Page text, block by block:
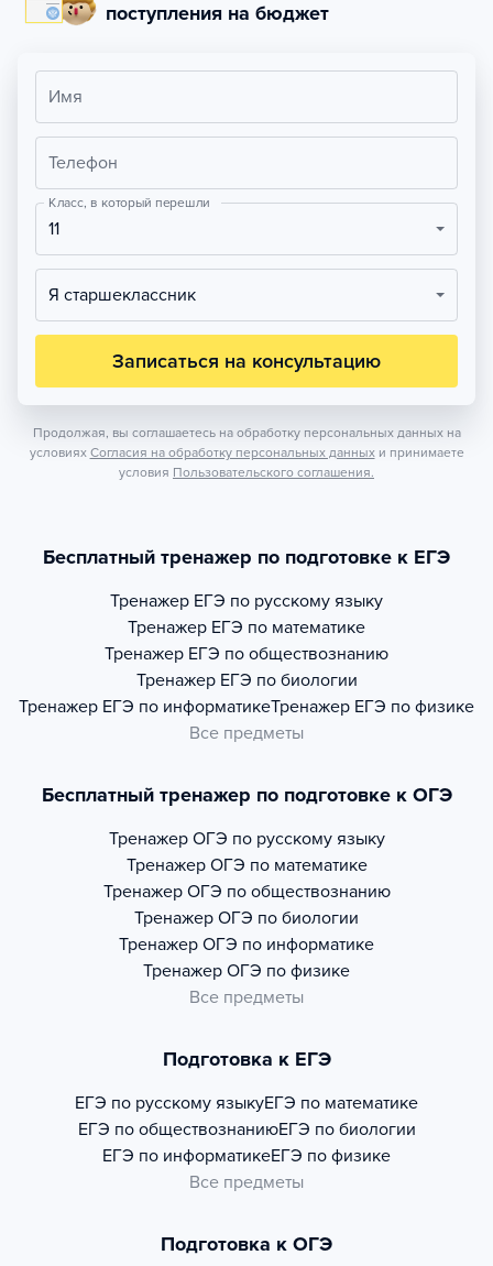
поступления на бюджет
Имя
Телефон
Класс, в который перешли
11
Я старшеклассник
Записаться на консультацию
Продолжая, вы соглашаетесь на обработку персональных данных на
условиях Согласия на обработку персональных данных и принимаете
условия Пользовательского соглашения.
Бесплатный тренажер по подготовке к ЕГЭ
Тренажер ЕГЭ по русскому языку
Тренажер ЕГЭ по математике
Тренажер ЕГЭ по обществознанию
Тренажер ЕГЭ по биологии
Тренажер ЕГЭ по информатикеТренажер ЕГЭ по физике
Все предметы
Бесплатный тренажер по подготовке к ОГЭ
Тренажер ОГЭ по русскому языку
Тренажер ОГЭ по математике
Тренажер ОГЭ по обществознанию
Тренажер ОГЭ по биологии
Тренажер ОГЭ по информатике
Тренажер ОГЭ по физике
Все предметы
Подготовка к ЕГЭ
ЕГЭ по русскому языкуЕГЭ по математике
ЕГЭ по обществознаниюЕГЭ по биологии
ЕГЭ по информатикеЕГЭ по физике
Все предметы
Подготовка к ОГЭ